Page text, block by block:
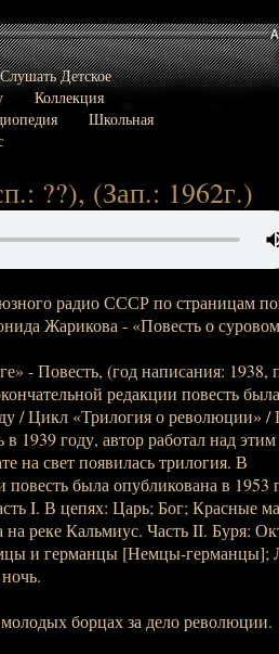
Слушать Детское
Коллекция
Школьная
??), (Зап.: 1962г.)
радио СССР по страницам
Жарикова - «Повесть о
- Повесть, (год написания: 1938,
редакции повесть была
/ Цикл «Трилогия о революции» /
в 1939 году, автор работал над
на свет появилась трилогия. В
повесть была опубликована в 1953
I. В цепях: Царь; Бог; Красные
реке Кальмиус. Часть II. Буря:
и германцы [Немцы-германцы];
борцах за дело революции.